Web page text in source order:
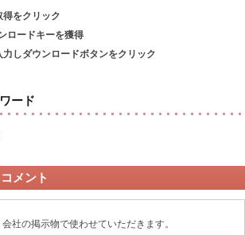
得をクリック
ロードキーを獲得
しダウンロードボタンをクリック
ード
メント
社の掲示物で使わせていただきます。